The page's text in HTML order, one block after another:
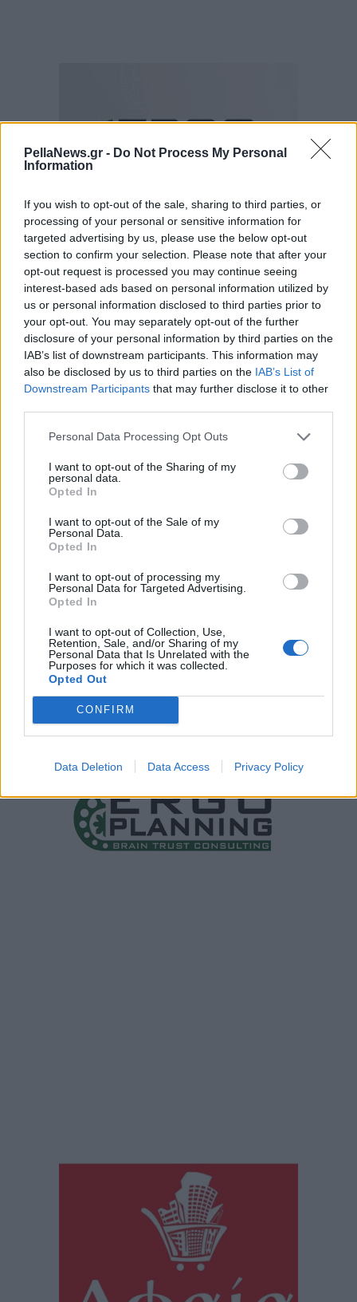
PellaNews.gr - Do Not Process My Personal
Information
If you wish to opt-out of the sale, sharing to third parties, or
processing of your personal or sensitive information for
targeted advertising by us, please use the below opt-out
section to confirm your selection. Please note that after your
opt-out request is processed you may continue seeing
interest-based ads based on personal information utilized by
us or personal information disclosed to third parties prior to
your opt-out. You may separately opt-out of the further
disclosure of your personal information by third parties on the
IAB’s list of downstream participants. This information may
also be disclosed by us to third parties on the IAB’s List of
Downstream Participants that may further disclose it to other
Personal Data Processing Opt Outs
I want to opt-out of the Sharing of my
personal data.
Opted In
I want to opt-out of the Sale of my
Personal Data.
Opted In
I want to opt-out of processing my
Personal Data for Targeted Advertising.
Opted In
I want to opt-out of Collection, Use,
Retention, Sale, and/or Sharing of my
Personal Data that Is Unrelated with the
Purposes for which it was collected.
Opted Out
CONFIRM
Data Deletion Data Access Privacy Policy